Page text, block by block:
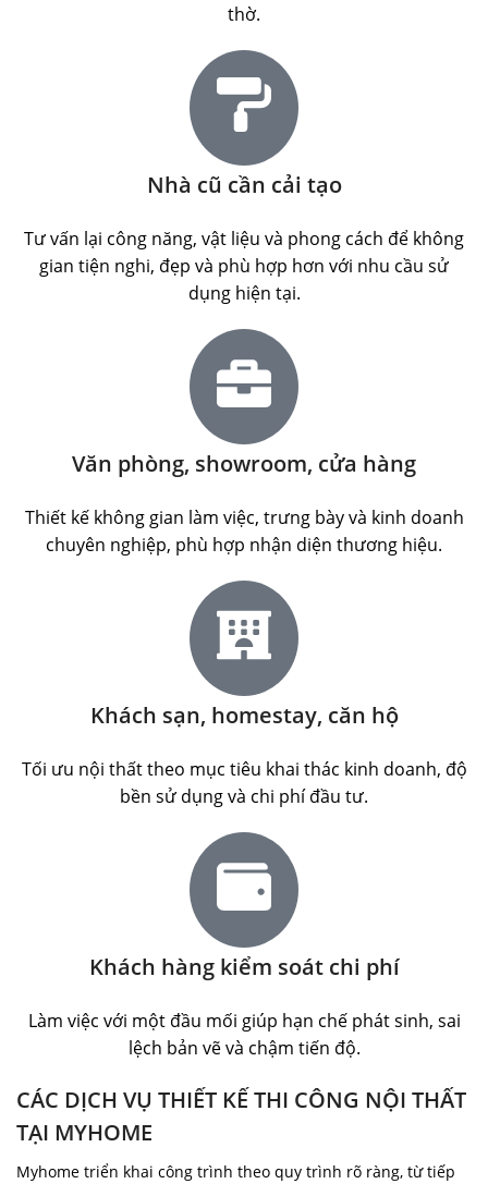
thờ.
Nhà cũ cần cải tạo
Tư vấn lại công năng, vật liệu và phong cách để không
gian tiện nghi, đẹp và phù hợp hơn với nhu cầu sử
dụng hiện tại.
Văn phòng, showroom, cửa hàng
Thiết kế không gian làm việc, trưng bày và kinh doanh
chuyên nghiệp, phù hợp nhận diện thương hiệu.
Khách sạn, homestay, căn hộ
Tối ưu nội thất theo mục tiêu khai thác kinh doanh, độ
bền sử dụng và chi phí đầu tư.
Khách hàng kiểm soát chi phí
Làm việc với một đầu mối giúp hạn chế phát sinh, sai
lệch bản vẽ và chậm tiến độ.
CÁC DỊCH VỤ THIẾT KẾ THI CÔNG NỘI THẤT
TẠI MYHOME
Myhome triển khai công trình theo quy trình rõ ràng, từ tiếp